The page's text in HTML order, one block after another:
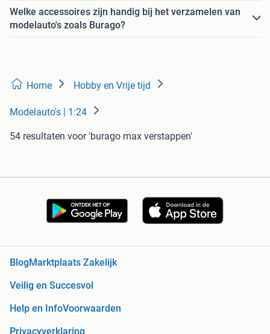
Welke accessoires zijn handig bij het verzamelen van
modelauto's zoals Burago?
Home Hobby en Vrije tijd
Modelauto's | 1:24
54 resultaten voor 'burago max verstappen'
BlogMarktplaats Zakelijk
Veilig en Succesvol
Help en InfoVoorwaarden
Privacyverklaring